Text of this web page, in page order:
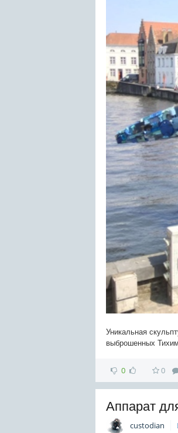
Уникальная
выброшенных
0 0
Аппарат
custodian